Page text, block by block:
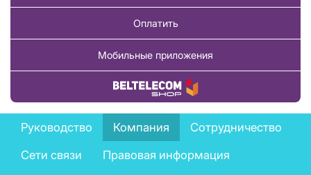
Оплатить
Мобильные приложения
Купить товар
Company
menu
Руководство Компания
Сотрудничество
Сети связи
Правовая информация